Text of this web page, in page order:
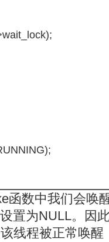
函数中我们会唤
置为NULL。因
线程被正常唤